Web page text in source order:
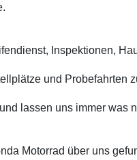
Inspektionen,
und Probefahrten
lassen uns immer was
Motorrad über uns